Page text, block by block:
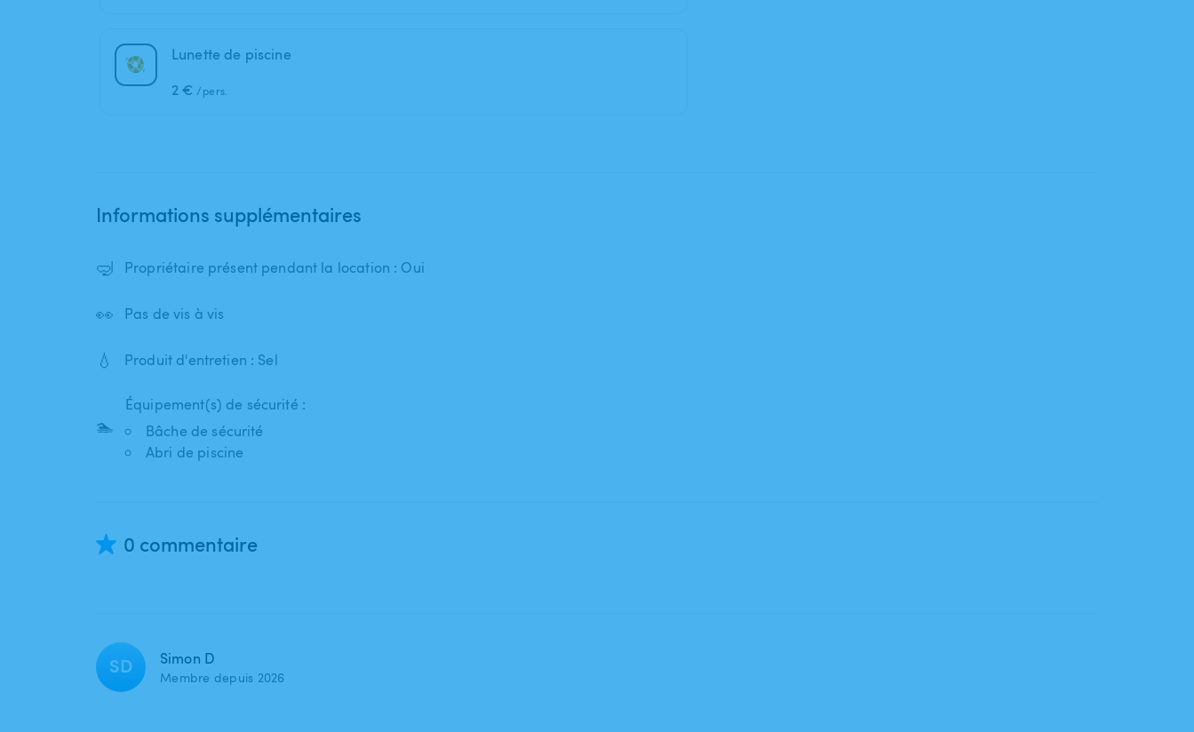
Lunette de piscine
2 € /pers.
Informations supplémentaires
🤿 Propriétaire présent pendant la location : Oui
👀 Pas de vis à vis
💧 Produit d'entretien : Sel
🏊
Équipement(s) de sécurité :
Bâche de sécurité
Abri de piscine
0 commentaire
SD Simon D
Membre depuis 2026